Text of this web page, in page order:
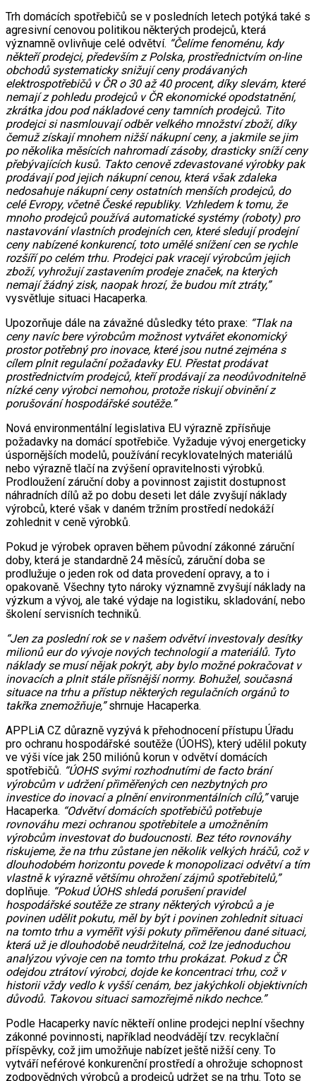
Trh domácích spotřebičů se v posledních letech potýká také s
agresivní cenovou politikou některých prodejců, která
významně ovlivňuje celé odvětví. “Čelíme fenoménu, kdy
někteří prodejci, především z Polska, prostřednictvím on-line
obchodů systematicky snižují ceny prodávaných
elektrospotřebičů v ČR o 30 až 40 procent, díky slevám, které
nemají z pohledu prodejců v ČR ekonomické opodstatnění,
zkrátka jdou pod nákladové ceny tamních prodejců. Tito
prodejci si nasmlouvají odběr velkého množství zboží, díky
čemuž získají mnohem nižší nákupní ceny, a jakmile se jim
po několika měsících nahromadí zásoby, drasticky sníží ceny
přebývajících kusů. Takto cenově zdevastované výrobky pak
prodávají pod jejich nákupní cenou, která však zdaleka
nedosahuje nákupní ceny ostatních menších prodejců, do
celé Evropy, včetně České republiky. Vzhledem k tomu, že
mnoho prodejců používá automatické systémy (roboty) pro
nastavování vlastních prodejních cen, které sledují prodejní
ceny nabízené konkurencí, toto umělé snížení cen se rychle
rozšíří po celém trhu. Prodejci pak vracejí výrobcům jejich
zboží, vyhrožují zastavením prodeje značek, na kterých
nemají žádný zisk, naopak hrozí, že budou mít ztráty,”
vysvětluje situaci Hacaperka.
Upozorňuje dále na závažné důsledky této praxe: “Tlak na
ceny navíc bere výrobcům možnost vytvářet ekonomický
prostor potřebný pro inovace, které jsou nutné zejména s
cílem plnit regulační požadavky EU. Přestat prodávat
prostřednictvím prodejců, kteří prodávají za neodůvodnitelně
nízké ceny výrobci nemohou, protože riskují obvinění z
porušování hospodářské soutěže.”
Nová environmentální legislativa EU výrazně zpřísňuje
požadavky na domácí spotřebiče. Vyžaduje vývoj energeticky
úspornějších modelů, používání recyklovatelných materiálů
nebo výrazně tlačí na zvýšení opravitelnosti výrobků.
Prodloužení záruční doby a povinnost zajistit dostupnost
náhradních dílů až po dobu deseti let dále zvyšují náklady
výrobců, které však v daném tržním prostředí nedokáží
zohlednit v ceně výrobků.
Pokud je výrobek opraven během původní zákonné záruční
doby, která je standardně 24 měsíců, záruční doba se
prodlužuje o jeden rok od data provedení opravy, a to i
opakovaně. Všechny tyto nároky významně zvyšují náklady na
výzkum a vývoj, ale také výdaje na logistiku, skladování, nebo
školení servisních techniků.
“Jen za poslední rok se v našem odvětví investovaly desítky
milionů eur do vývoje nových technologií a materiálů. Tyto
náklady se musí nějak pokrýt, aby bylo možné pokračovat v
inovacích a plnit stále přísnější normy. Bohužel, současná
situace na trhu a přístup některých regulačních orgánů to
takřka znemožňuje,”shrnuje Hacaperka.
APPLiA CZ důrazně vyzývá k přehodnocení přístupu Úřadu
pro ochranu hospodářské soutěže (ÚOHS), který udělil pokuty
ve výši více jak 250 miliónů korun v odvětví domácích
spotřebičů. “ÚOHS svými rozhodnutími de facto brání
výrobcům v udržení přiměřených cen nezbytných pro
investice do inovací a plnění environmentálních cílů,”varuje
Hacaperka. “Odvětví domácích spotřebičů potřebuje
rovnováhu mezi ochranou spotřebitele a umožněním
výrobcům investovat do budoucnosti. Bez této rovnováhy
riskujeme, že na trhu zůstane jen několik velkých hráčů, což v
dlouhodobém horizontu povede k monopolizaci odvětví a tím
vlastně k výrazně většímu ohrožení zájmů spotřebitelů,”
doplňuje. “Pokud ÚOHS shledá porušení pravidel
hospodářské soutěže ze strany některých výrobců a je
povinen udělit pokutu, měl by být i povinen zohlednit situaci
na tomto trhu a vyměřit výši pokuty přiměřenou dané situaci,
která už je dlouhodobě neudržitelná, což lze jednoduchou
analýzou vývoje cen na tomto trhu prokázat. Pokud z ČR
odejdou ztrátoví výrobci, dojde ke koncentraci trhu, což v
historii vždy vedlo k vyšší cenám, bez jakýchkoli objektivních
důvodů. Takovou situaci samozřejmě nikdo nechce.”
Podle Hacaperky navíc někteří online prodejci neplní všechny
zákonné povinnosti, například neodvádějí tzv. recyklační
příspěvky, což jim umožňuje nabízet ještě nižší ceny. To
vytváří neférové konkurenční prostředí a ohrožuje schopnost
zodpovědných výrobců a prodejců udržet se na trhu. Toto se